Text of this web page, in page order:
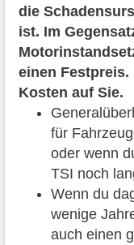
die
ist. Im
einen Festpreis.
Kosten auf Sie.
für
oder wenn
TSI noch
Wenn du
wenige
auch einen